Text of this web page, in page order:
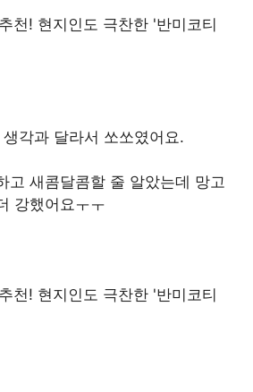
각과 달라서 쏘쏘였어요.
고 새콤달콤할 줄 알았는데 망고
강했어요ㅜㅜ